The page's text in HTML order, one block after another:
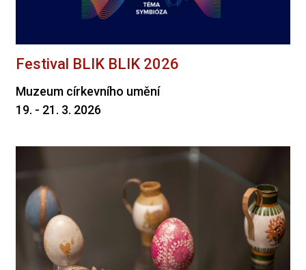
Festival BLIK BLIK 2026
Muzeum církevního umění
19. - 21. 3. 2026